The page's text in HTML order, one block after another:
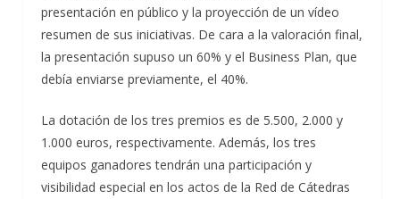
presentación en público y la proyección de un vídeo
resumen de sus iniciativas. De cara a la valoración final,
la presentación supuso un 60% y el Business Plan, que
debía enviarse previamente, el 40%.
La dotación de los tres premios es de 5.500, 2.000 y
1.000 euros, respectivamente. Además, los tres
equipos ganadores tendrán una participación y
visibilidad especial en los actos de la Red de Cátedras